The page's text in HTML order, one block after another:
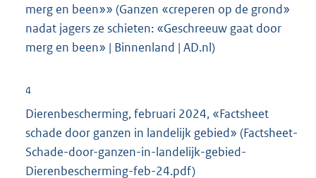
merg en been»» (Ganzen «creperen op de grond»
nadat jagers ze schieten: «Geschreeuw gaat door
merg en been» | Binnenland | AD.nl)
4
Dierenbescherming, februari 2024, «Factsheet
schade door ganzen in landelijk gebied» (Factsheet-
Schade-door-ganzen-in-landelijk-gebied-
Dierenbescherming-feb-24.pdf)